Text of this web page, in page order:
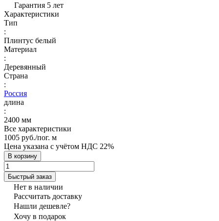
Гарантия 5 лет
Характеристики
Тип
:
Плинтус белый
Материал
:
Деревянный
Страна
:
Россия
длина
:
2400 мм
Все характеристики
1005 руб./пог. м
Цена указана с учётом НДС 22%
В корзину
Быстрый заказ
Нет в наличии
Рассчитать доставку
Нашли дешевле?
Хочу в подарок